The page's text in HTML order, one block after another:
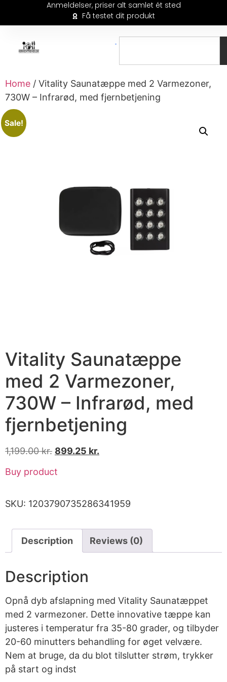
Anmeldelser, priser alt samlet ét sted
Få testet dit produkt
Home / Vitality Saunatæppe med 2 Varmezoner,
730W – Infrarød, med fjernbetjening
Sale!
Vitality Saunatæppe
med 2 Varmezoner,
730W – Infrarød, med
fjernbetjening
1,199.00kr. 899.25 kr.
Buy product
SKU: 1203790735286341959
Description Reviews (0)
Description
Opnå dyb afslapning med Vitality Saunatæppet
med 2 varmezoner. Dette innovative tæppe kan
justeres i temperatur fra 35-80 grader, og tilbyder
20-60 minutters behandling for øget velvære.
Nem at bruge, da du blot tilslutter strøm, trykker
på start og indst